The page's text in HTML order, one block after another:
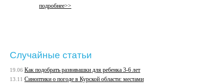
подробнее>>
Случайные статьи
19.06 Как подобрать развивашки для ребенка 3-6 лет
13.11 Cиноптики о погоде в Курской области: местами